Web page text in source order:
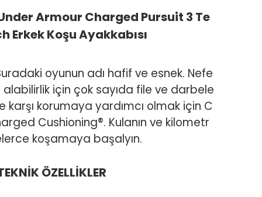
Armour Charged Pursuit 3 Te
Erkek Koşu Ayakkabısı
oyunun adı hafif ve esnek. Nefe
alabilirlik için çok sayıda file ve darbele
karşı korumaya yardımcı olmak için C
Cushioning®. Kulanın ve kilometr
koşamaya başalyın.
ÖZELLİKLER